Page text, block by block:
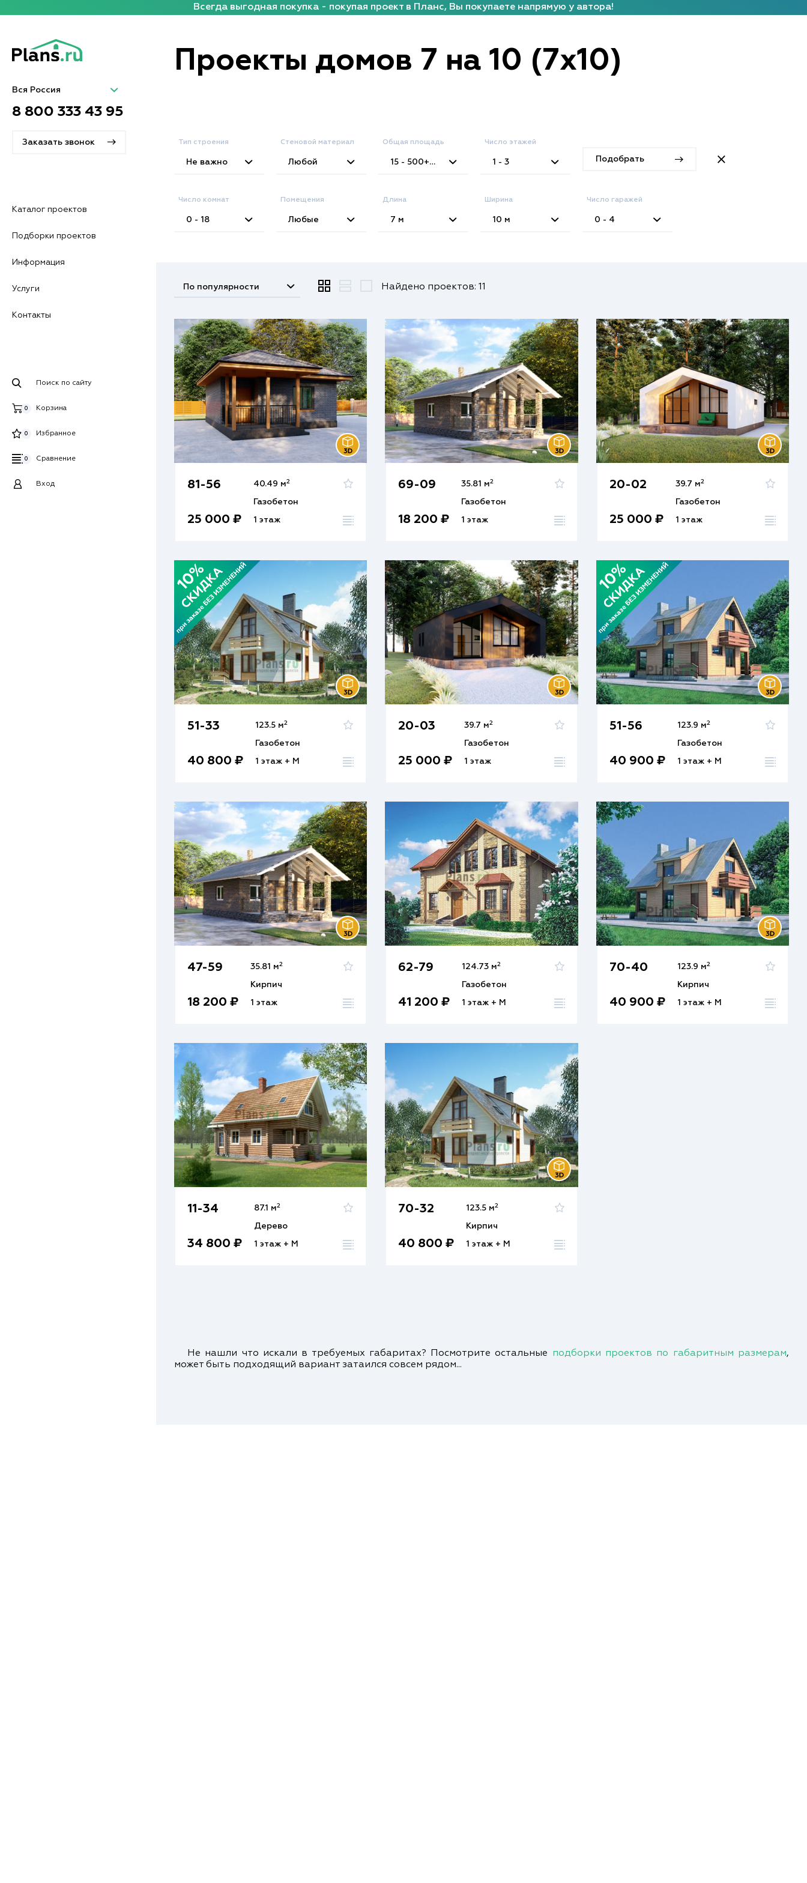
Всегда выгодная покупка - покупая проект в Планс, Вы покупаете напрямую у автора!
Вся Россия
8 800 333 43 95
Заказать звонок
Каталог проектов
Подборки проектов
Информация
Услуги
Контакты
Поиск по сайту
Корзина
0
Избранное
0
Сравнение
0
Вход
Проекты домов 7 на 10 (7x10)
Тип строения
Не важно
Стеновой материал
Любой
Общая площадь
15 - 500+
м
Число этажей
1 - 3 Подобрать
Число комнат
0 - 18
Помещения
Любые
Длина
7 м
Ширина
10 м
Число гаражей
0 - 4
По популярности Найдено проектов: 11
81-56
25 000 ₽
40.49 м2
Газобетон
1 этаж
69-09
18 200 ₽
35.81 м2
Газобетон
1 этаж
20-02
25 000 ₽
39.7 м2
Газобетон
1 этаж
51-33
40 800 ₽
123.5 м2
Газобетон
1 этаж + М
20-03
25 000 ₽
39.7 м2
Газобетон
1 этаж
51-56
40 900 ₽
123.9 м2
Газобетон
1 этаж + М
47-59
18 200 ₽
35.81 м2
Кирпич
1 этаж
62-79
41 200 ₽
124.73 м2
Газобетон
1 этаж + М
70-40
40 900 ₽
123.9 м2
Кирпич
1 этаж + М
11-34
34 800 ₽
87.1 м2
Дерево
1 этаж + М
70-32
40 800 ₽
123.5 м2
Кирпич
1 этаж + М
Не нашли что искали в требуемых габаритах? Посмотрите остальные подборки проектов по габаритным размерам,
может быть подходящий вариант затаился совсем рядом...